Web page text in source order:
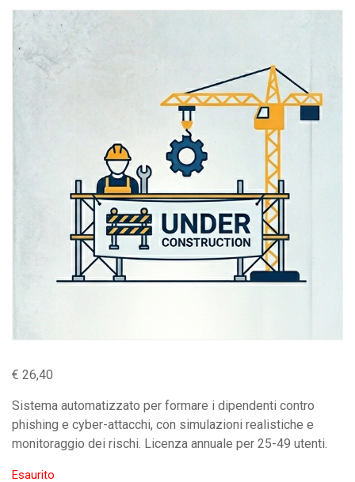
€ 26,40
Sistema automatizzato per formare i dipendenti contro
phishing e cyber-attacchi, con simulazioni realistiche e
monitoraggio dei rischi. Licenza annuale per 25-49 utenti.
Esaurito